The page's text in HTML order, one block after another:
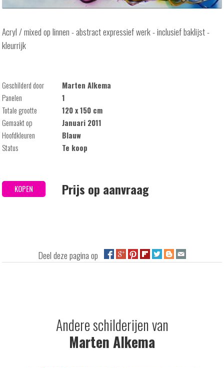
Acryl / mixed op linnen - abstract expressief werk - inclusief baklijst -
kleurrijk
Geschilderd door
Marten Alkema
Panelen
1
Totale grootte
120 x 150 cm
Gemaakt op
Januari 2011
Hoofdkleuren
Blauw
Status
Te koop
KOPEN Prijs op aanvraag
Deel deze pagina op
Andere schilderijen van
Marten Alkema